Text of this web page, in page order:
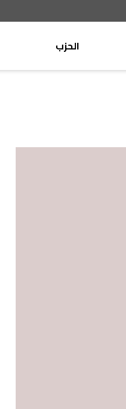
الحزب